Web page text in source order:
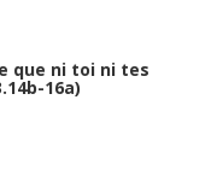
que ni toi ni tes
16a)